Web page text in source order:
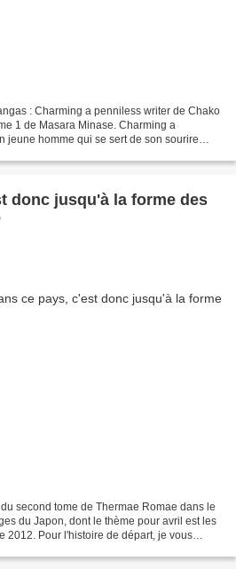
: Charming a penniless writer de Chako
1 de Masara Minase. Charming a
jeune homme qui se sert de son sourire
donc jusqu'à la forme des
second tome de Thermae Romae dans le
du Japon, dont le thème pour avril est les
2012. Pour l'histoire de départ, je vous